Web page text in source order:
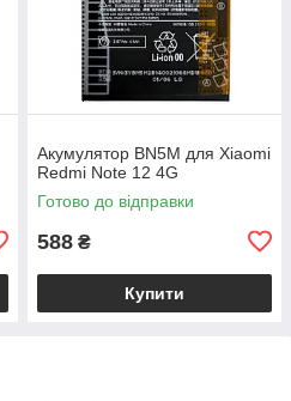
Акумулятор BN5M для Xiaomi
Redmi Note 12 4G
Готово до відправки
588 ₴
Купити